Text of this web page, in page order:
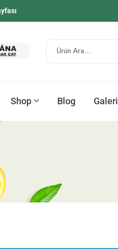
Shop Blog Galeri